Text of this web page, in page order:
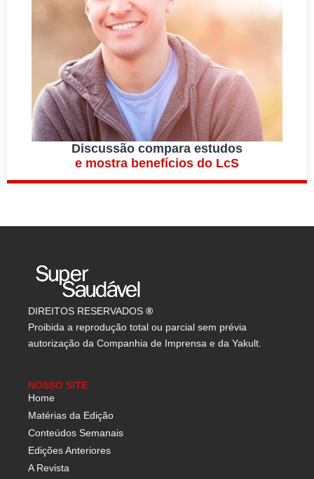
Discussão compara estudos
e mostra benefícios do LcS
DIREITOS RESERVADOS ®
Proibida a reprodução total ou parcial sem prévia
autorização da Companhia de Imprensa e da Yakult.
NOSSO SITE
Home
Matérias da Edição
Conteúdos Semanais
Edições Anteriores
A Revista